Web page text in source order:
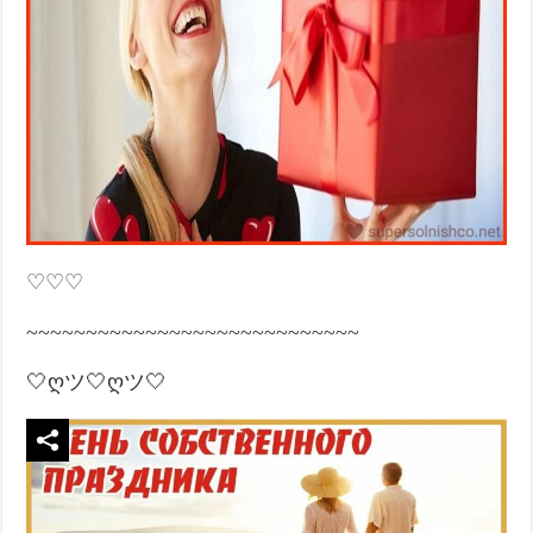
♡♡♡
~~~~~~~~~~~~~~~~~~~~~~~~~~~~
🤍ღツ🤍ღツ🤍